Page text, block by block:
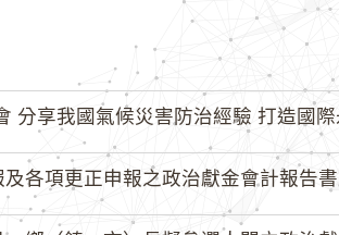
分享我國氣候災害防治經驗 打造國
各項更正申報之政治獻金會計報告